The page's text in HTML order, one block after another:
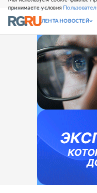
принимаете условия
СВЕЖИЙ НОМЕР
ЛЕНТА НОВОСТЕЙ